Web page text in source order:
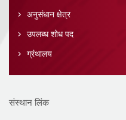
अनुसंधान क्षेत्र
उपलब्ध शोध पद
ग्रंथालय
संस्थान लिंक